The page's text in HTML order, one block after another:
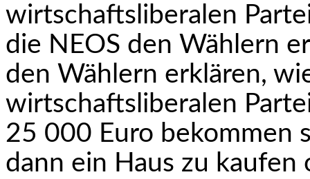
wirtschaftsliberalen
die NEOS den Wählern
den Wählern erklären,
wirtschaftsliberalen
25 000 Euro bekommen
dann ein Haus zu kaufen